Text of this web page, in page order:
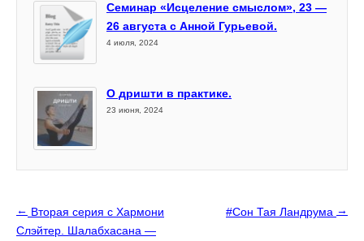
Семинар «Исцеление смыслом», 23 —
26 августа с Анной Гурьевой.
4 июля, 2024
О дришти в практике.
23 июня, 2024
← Вторая серия с Хармони
Слэйтер. Шалабхасана —
#Сон Тая Ландрума →